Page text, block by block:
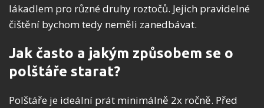
lákadlem pro různé druhy roztočů. Jejich pravidelné
čištění bychom tedy neměli zanedbávat.
Jak často a jakým způsobem se o
polštáře starat?
Polštáře je ideální prát minimálně 2x ročně. Před